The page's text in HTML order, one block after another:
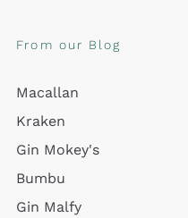
From our Blog
Macallan
Kraken
Gin Mokey's
Bumbu
Gin Malfy